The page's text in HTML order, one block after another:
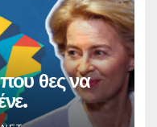
θες να